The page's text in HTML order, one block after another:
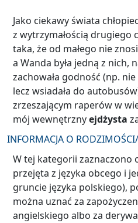
Jako ciekawy świata
z wytrzymałością drugiego
taka, że od małego nie
a Wanda była jedną z nich,
zachowała godność (np. nie
lecz wsiadała do
zrzeszającym raperów w
mój wewnętrznyejdżysta
INFORMACJA O
W tej kategorii zaznaczono
przejęta z języka obcego i
gruncie języka polskiego),
można uznać za
angielskiego albo za